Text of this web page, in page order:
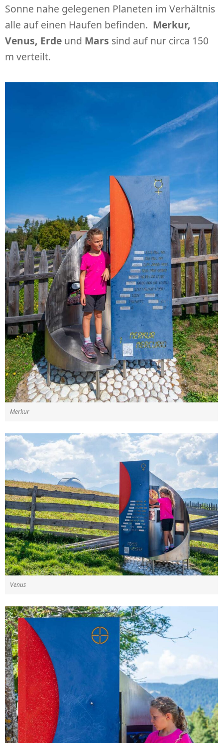
Sonne nahe gelegenen Planeten im Verhältnis
alle auf einen Haufen befinden. Merkur,
Venus, Erde und Mars sind auf nur circa 150
m verteilt.
Merkur
Venus